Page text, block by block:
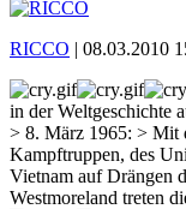
RICCO | 08.03.2010
in der Weltgeschichte
> 8. März 1965: > Mit
Kampftruppen, des
Vietnam auf Drängen
Westmoreland treten